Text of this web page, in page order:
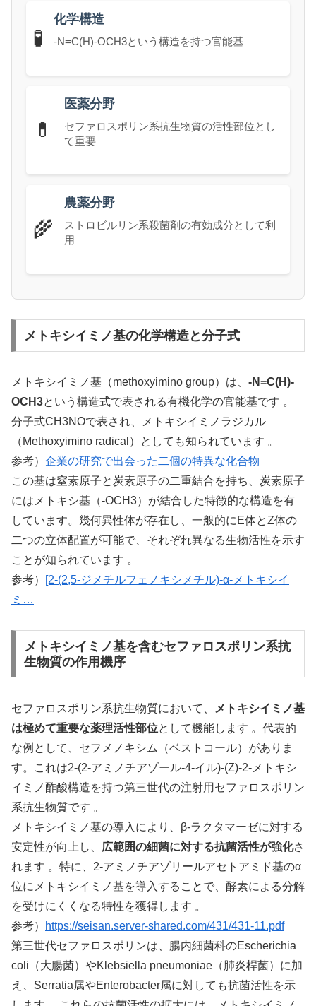
🧪
化学構造
-N=C(H)-OCH3という構造を持つ官能基
💊
医薬分野
セファロスポリン系抗生物質の活性部位とし
て重要
🌾
農薬分野
ストロビルリン系殺菌剤の有効成分として利
用
メトキシイミノ基の化学構造と分子式
メトキシイミノ基（methoxyimino group）は、 -N=C(H)-
OCH3という構造式で表される有機化学の官能基です 。
分子式CH3NOで表され、メトキシイミノラジカル
（Methoxyimino radical）としても知られています 。
参考） 企業の研究で出会った二個の特異な化合物
この基は窒素原子と炭素原子の二重結合を持ち、炭素原子
にはメトキシ基（-OCH3）が結合した特徴的な構造を有
しています。幾何異性体が存在し、一般的にE体とZ体の
二つの立体配置が可能で、それぞれ異なる生物活性を示す
ことが知られています 。
参考）
[2-(2,5-ジメチルフェノキシメチル)-α-メトキシイ
ミ…
メトキシイミノ基を含むセファロスポリン系抗
生物質の作用機序
セファロスポリン系抗生物質において、
メトキシイミノ基
は極めて重要な薬理活性部位として機能します 。代表的
な例として、セフメノキシム（ベストコール）がありま
す。これは2-(2-アミノチアゾール-4-イル)-(Z)-2-メトキシ
イミノ酢酸構造を持つ第三世代の注射用セファロスポリン
系抗生物質です 。
メトキシイミノ基の導入により、β-ラクタマーゼに対する
安定性が向上し、 広範囲の細菌に対する抗菌活性が強化さ
れます 。特に、2-アミノチアゾリールアセトアミド基のα
位にメトキシイミノ基を導入することで、酵素による分解
を受けにくくなる特性を獲得します 。
参考）
https://seisan.server-shared.com/431/431-11.pdf
第三世代セファロスポリンは、腸内細菌科のEscherichia
coli（大腸菌）やKlebsiella pneumoniae（肺炎桿菌）に加
え、Serratia属やEnterobacter属に対しても抗菌活性を示